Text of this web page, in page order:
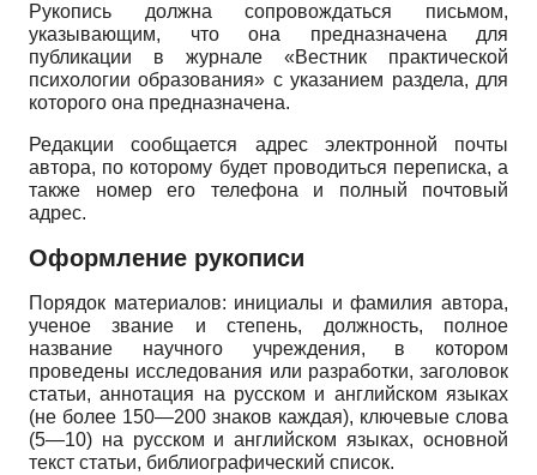
Рукопись должна сопровождаться письмом,
указывающим, что она предназначена для
публикации в журнале «Вестник практической
психологии образования» с указанием раздела, для
которого она предназначена.
Редакции сообщается адрес электронной почты
автора, по которому будет проводиться переписка, а
также номер его телефона и полный почтовый
адрес.
Оформление рукописи
Порядок материалов: инициалы и фамилия автора,
ученое звание и степень, должность, полное
название научного учреждения, в котором
проведены исследования или разработки, заголовок
статьи, аннотация на русском и английском языках
(не более 150—200 знаков каждая), ключевые слова
(5—10) на русском и английском языках, основной
текст статьи, библиографический список.